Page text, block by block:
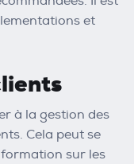
et
à la gestion des
Cela peut se
sur les